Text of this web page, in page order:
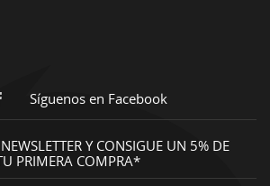
Síguenos en Facebook
Y CONSIGUE UN 5% DE
PRIMERA COMPRA*